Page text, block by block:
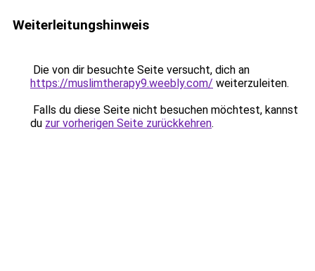
Weiterleitungshinweis
Die von dir besuchte Seite versucht, dich an
https://muslimtherapy9.weebly.com/ weiterzuleiten.
Falls du diese Seite nicht besuchen möchtest, kannst
du zur vorherigen Seite zurückkehren.